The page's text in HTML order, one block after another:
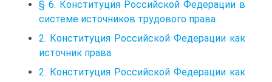
§ 6. Конституция Российской Федерации в
системе источников трудового права
2. Конституция Российской Федерации как
источник права
2. Конституция Российской Федерации как